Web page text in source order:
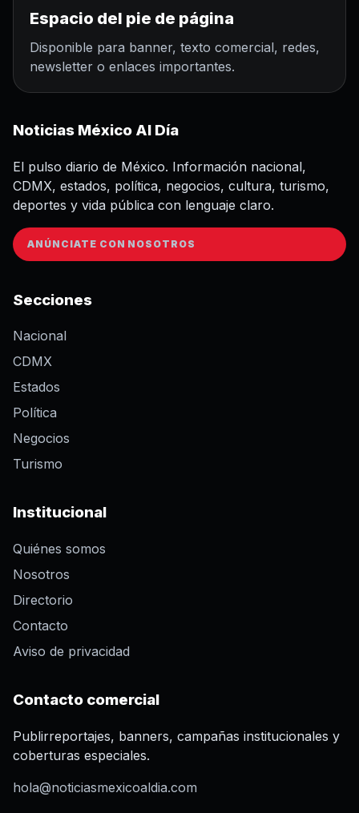
Espacio del pie de página
Disponible para banner, texto comercial, redes,
newsletter o enlaces importantes.
Noticias México Al Día
El pulso diario de México. Información nacional,
CDMX, estados, política, negocios, cultura, turismo,
deportes y vida pública con lenguaje claro.
ANÚNCIATE CON NOSOTROS
Secciones
Nacional
CDMX
Estados
Política
Negocios
Turismo
Institucional
Quiénes somos
Nosotros
Directorio
Contacto
Aviso de privacidad
Contacto comercial
Publirreportajes, banners, campañas institucionales y
coberturas especiales.
hola@noticiasmexicoaldia.com